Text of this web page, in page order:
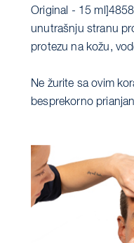
Original - 15
unutrašnju stranu
protezu na kožu,
Ne žurite sa ovim
besprekorno